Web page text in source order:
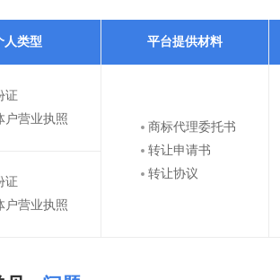
人类型 平台提供材料
证
户营业执照
商标代理委托书
转让申请书
转让协议
证
户营业执照